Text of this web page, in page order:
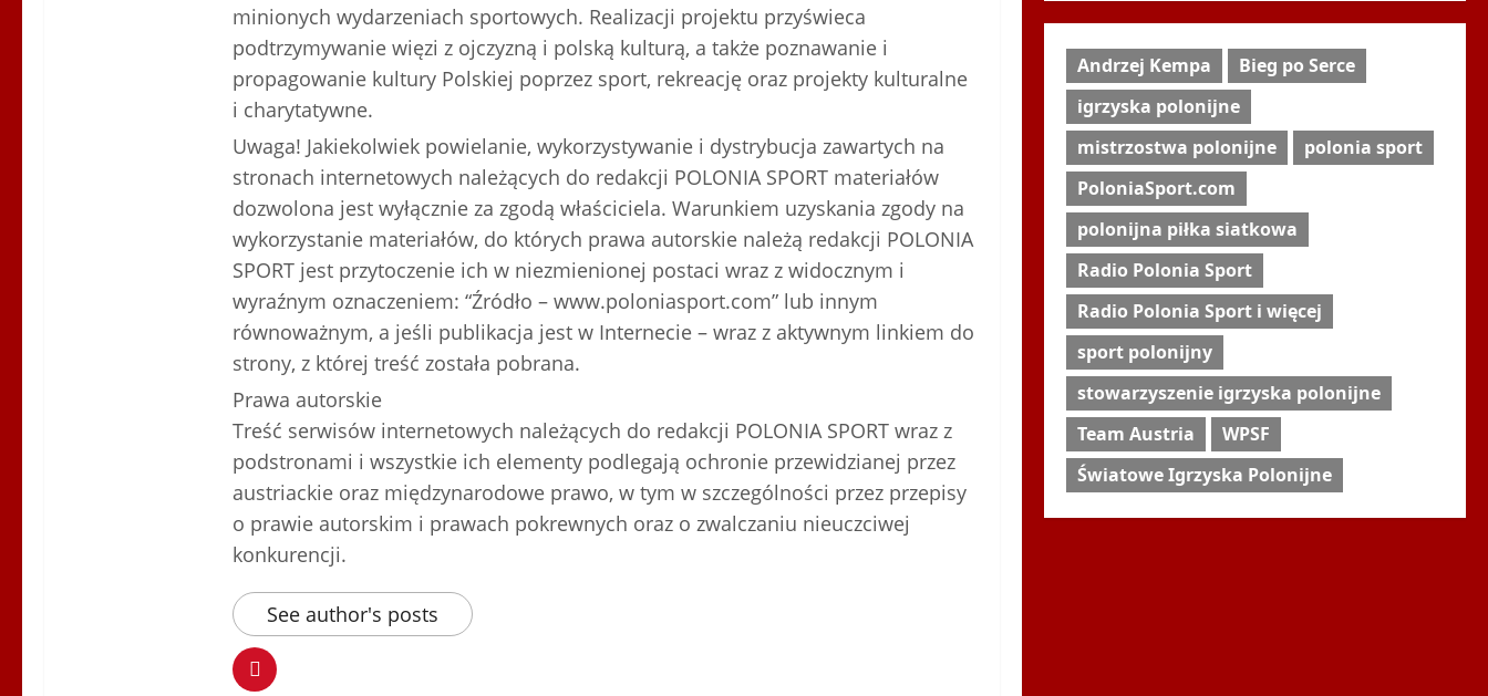
minionych wydarzeniach sportowych. Realizacji projektu przyświeca
podtrzymywanie więzi z ojczyzną i polską kulturą, a także poznawanie i
propagowanie kultury Polskiej poprzez sport, rekreację oraz projekty kulturalne
i charytatywne.
Uwaga! Jakiekolwiek powielanie, wykorzystywanie i dystrybucja zawartych na
stronach internetowych należących do redakcji POLONIA SPORT materiałów
dozwolona jest wyłącznie za zgodą właściciela. Warunkiem uzyskania zgody na
wykorzystanie materiałów, do których prawa autorskie należą redakcji POLONIA
SPORT jest przytoczenie ich w niezmienionej postaci wraz z widocznym i
wyraźnym oznaczeniem: “Źródło – www.poloniasport.com” lub innym
równoważnym, a jeśli publikacja jest w Internecie – wraz z aktywnym linkiem do
strony, z której treść została pobrana.
Prawa autorskie
Treść serwisów internetowych należących do redakcji POLONIA SPORT wraz z
podstronami i wszystkie ich elementy podlegają ochronie przewidzianej przez
austriackie oraz międzynarodowe prawo, w tym w szczególności przez przepisy
o prawie autorskim i prawach pokrewnych oraz o zwalczaniu nieuczciwej
konkurencji.
See author's posts
Andrzej Kempa
Bieg po Serce
igrzyska polonijne
mistrzostwa polonijne
polonia sport
PoloniaSport.com
polonijna piłka siatkowa
Radio Polonia Sport
Radio Polonia Sport i więcej
sport polonijny
stowarzyszenie igrzyska polonijne
Team Austria
WPSF
Światowe Igrzyska Polonijne